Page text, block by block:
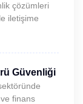
çözümleri
iletişime
Güvenliği
finans